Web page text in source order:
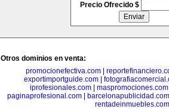
Precio Ofrecido $
Otros dominios en venta:
promocionefectiva.com
exportimportguide.com
iprofesionales.com
maspromociones.com
paginaprofesional.com|
barcelonapublicidad.com
rentadeinmuebles.com